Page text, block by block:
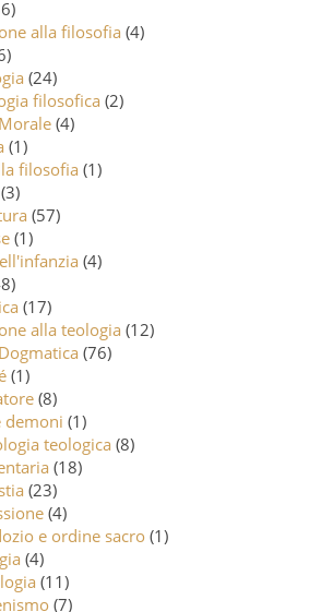
alla filosofia (4)
(24)
filosofica (2)
(4)
(1)
filosofia (1)
(3)
(57)
(1)
(4)
(17)
alla teologia (12)
(76)
(1)
(8)
demoni (1)
teologica (8)
(18)
(23)
(4)
e ordine sacro (1)
(4)
(11)
(7)